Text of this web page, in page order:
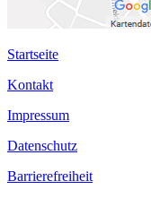
Startseite
Kontakt
Impressum
Datenschutz
Barrierefreiheit